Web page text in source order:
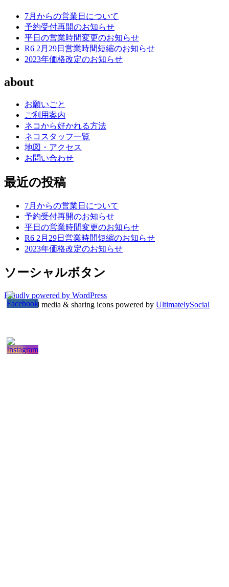
7月からの営業日について
予約受付再開のお知らせ
平日の営業時間変更のお知らせ
R6 2月29日営業時間短縮のお知らせ
2023年価格改定のお知らせ
about
お願いごと
ご利用案内
ネコから好かれる方法
ネコスタッフ一覧
地図・アクセス
お問い合わせ
最近の投稿
7月からの営業日について
予約受付再開のお知らせ
平日の営業時間変更のお知らせ
R6 2月29日営業時間短縮のお知らせ
2023年価格改定のお知らせ
ソーシャルボタン
Proudly powered by WordPress
Social media & sharing icons powered by UltimatelySocial